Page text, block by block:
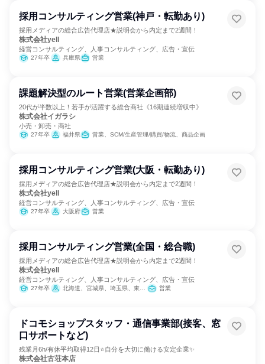
採用コンサルティング営業(神戸・転勤あり)
採用メディアの総合広告代理店★説明会から内定まで2週間！
株式会社yell
経営コンサルティング、人事コンサルティング、広告・宣伝
27年卒 兵庫県 営業
課題解決型のルート営業(営業企画部)
20代が半数以上！若手が活躍する総合商社《16期連続増収中》
株式会社イガラシ
小売・卸売・商社
27年卒 福井県 営業、SCM/生産管理/購買/物流、商品企画
採用コンサルティング営業(大阪・転勤あり)
採用メディアの総合広告代理店★説明会から内定まで2週間！
株式会社yell
経営コンサルティング、人事コンサルティング、広告・宣伝
27年卒 大阪府 営業
採用コンサルティング営業(全国・総合職)
採用メディアの総合広告代理店★説明会から内定まで2週間！
株式会社yell
経営コンサルティング、人事コンサルティング、広告・宣伝
27年卒 北海道、宮城県、埼玉県、東京都、神奈川県、大阪府、兵庫県、広島県 営業
ドコモショップスタッフ・通信事業部(接客、窓
口サポートなど)
残業月6h/有休平均取得12日⭐自分を大切に働ける安定企業✨
株式会社古荘本店